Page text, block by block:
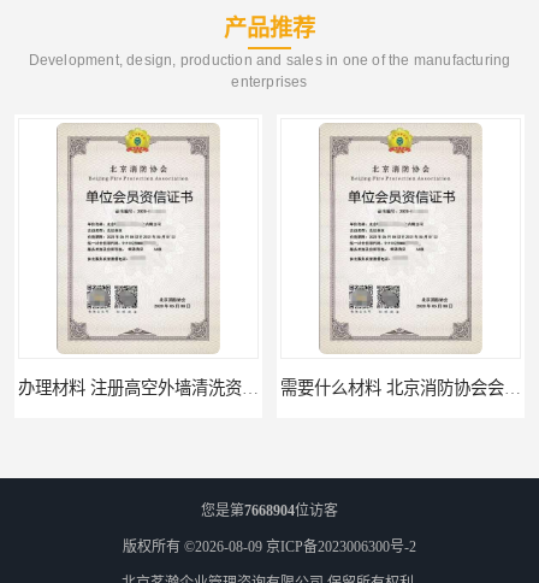
产品推荐
Development, design, production and sales in one of the manufacturing
enterprises
办理材料 注册高空外墙清洗资质所需材料 需要什么材料 北京消防协会会员证有什么要求
您是第7668904位访客
版权所有 ©2026-08-09 京ICP备2023006300号-2